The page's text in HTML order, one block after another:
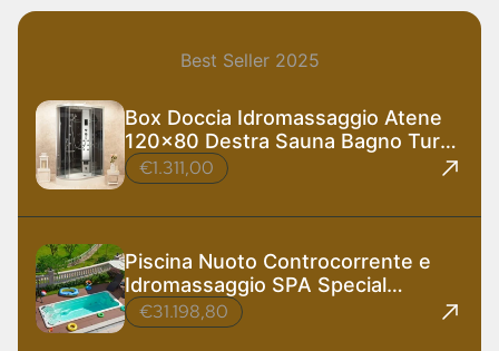
Best Seller 2025
Box Doccia Idromassaggio Atene
120x80 Destra Sauna Bagno Turco
e Ozono
€1.311,00
Piscina Nuoto Controcorrente e
Idromassaggio SPA Special
585x220 cm
€31.198,80